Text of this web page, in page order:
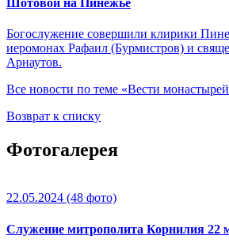
Шотовой на Пинежье
Богослужение совершили клирики
иеромонах Рафаил (Бурмистров) и
Арнаутов.
Все новости по теме «Вести
Возврат к списку
Фотогалерея
22.05.2024 (48 фото)
Служение митрополита Корнилия 22